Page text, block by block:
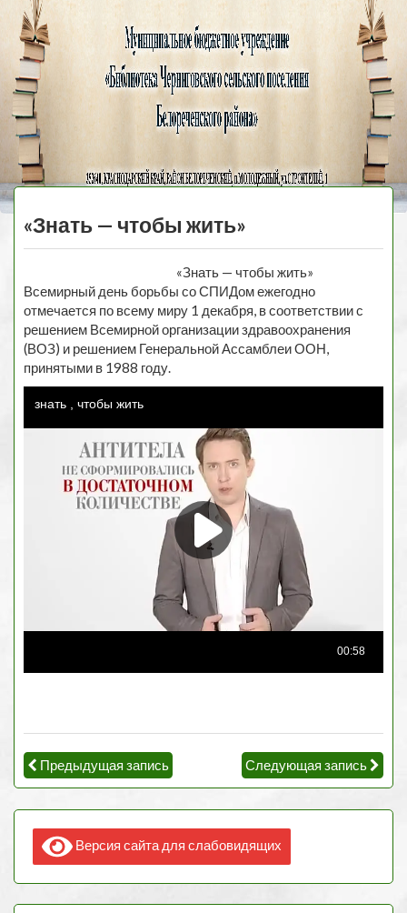
Черниговская
библиотека
МЕНЮ
«Знать — чтобы жить»
«Знать — чтобы жить»
Всемирный день борьбы со СПИДом ежегодно
отмечается по всему миру 1 декабря, в соответствии с
решением Всемирной организации здравоохранения
(ВОЗ) и решением Генеральной Ассамблеи ООН,
принятыми в 1988 году.
Предыдущая запись Следующая запись
Версия сайта для слабовидящих